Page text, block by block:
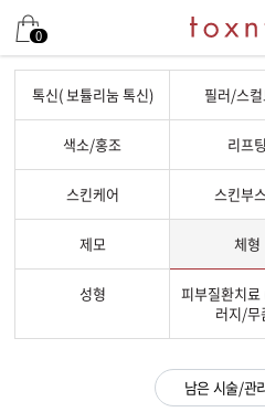
0
톡신( 보튤리눔 톡신) 필러/스
색소/홍조 리프팅
스킨케어 스킨부
제모 체형
성형
피부질환치
러지/무
남은 시술/관
남은 시술/관리권 예약
남은 시술/관리권 종류 선택
색소
제모
여드름/모공
스킨부스터